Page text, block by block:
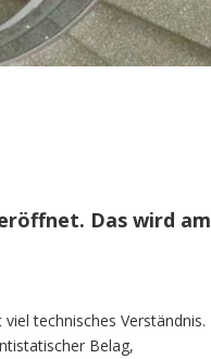
Das wird am
technisches Verständnis.
Belag,